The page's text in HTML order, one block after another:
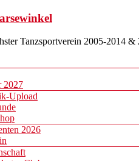
Tanzsportverein 2005-2014 &
2027
Upload
2026